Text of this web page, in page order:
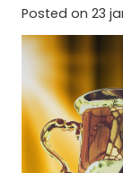
Posted on 23